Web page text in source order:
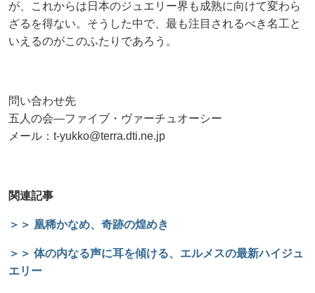
が、これからは日本のジュエリー界も成熟に向けて変わら
ざるを得ない。そうした中で、最も注目されるべき名工と
いえるのがこのふたりであろう。
問い合わせ先
五人の会―ファイブ・ヴァーチュオーシー
メール：t-yukko@terra.dti.ne.jp
関連記事
＞＞ 凰稀かなめ、奇跡の煌めき
＞＞ 体の内なる声に耳を傾ける、エルメスの最新ハイジュ
エリー